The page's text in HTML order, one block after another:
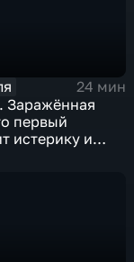
24 мин
Заражённая
первый
истерику и